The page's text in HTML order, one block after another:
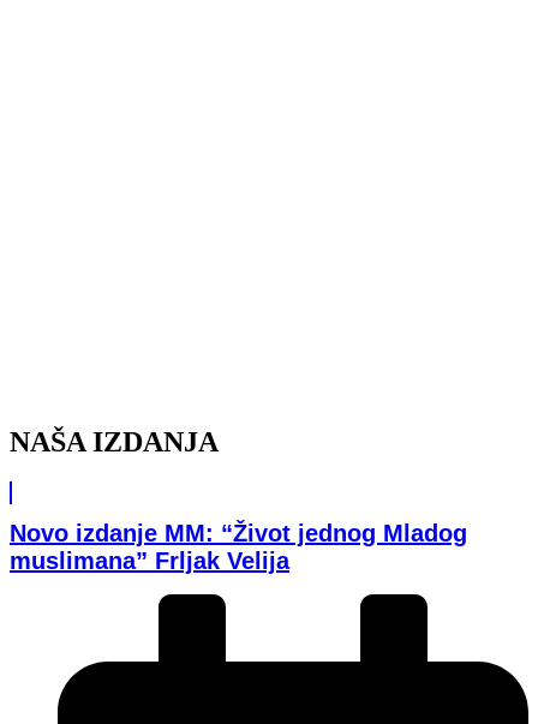
NAŠA IZDANJA
Novo izdanje MM: “Život jednog Mladog
muslimana” Frljak Velija